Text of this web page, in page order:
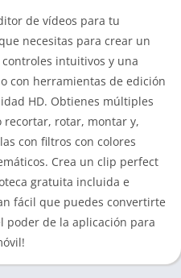
de vídeos para tu
necesitas para crear un
intuitivos y una
con herramientas de edición
HD. Obtienes múltiples
recortar, rotar, montar y,
con filtros con colores
Crea un clip perfect
gratuita incluida e
fácil que puedes convertirte
poder de la aplicación para